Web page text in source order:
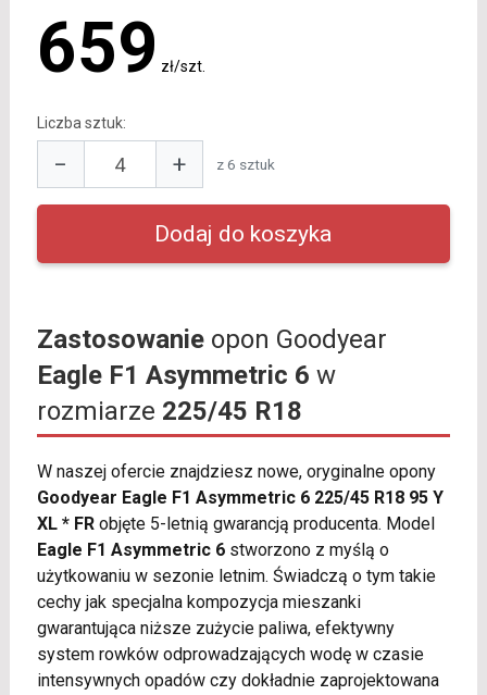
659 zł/szt.
Liczba sztuk:
− + z 6 sztuk
Zastosowanieopon Goodyear
Eagle F1 Asymmetric 6 w
rozmiarze 225/45 R18
W naszej ofercie znajdziesz nowe, oryginalne opony
Goodyear Eagle F1 Asymmetric 6 225/45 R18 95 Y
XL * FRobjęte 5-letnią gwarancją producenta. Model
Eagle F1 Asymmetric 6stworzono z myślą o
użytkowaniu w sezonie letnim. Świadczą o tym takie
cechy jak specjalna kompozycja mieszanki
gwarantująca niższe zużycie paliwa, efektywny
system rowków odprowadzających wodę w czasie
intensywnych opadów czy dokładnie zaprojektowana